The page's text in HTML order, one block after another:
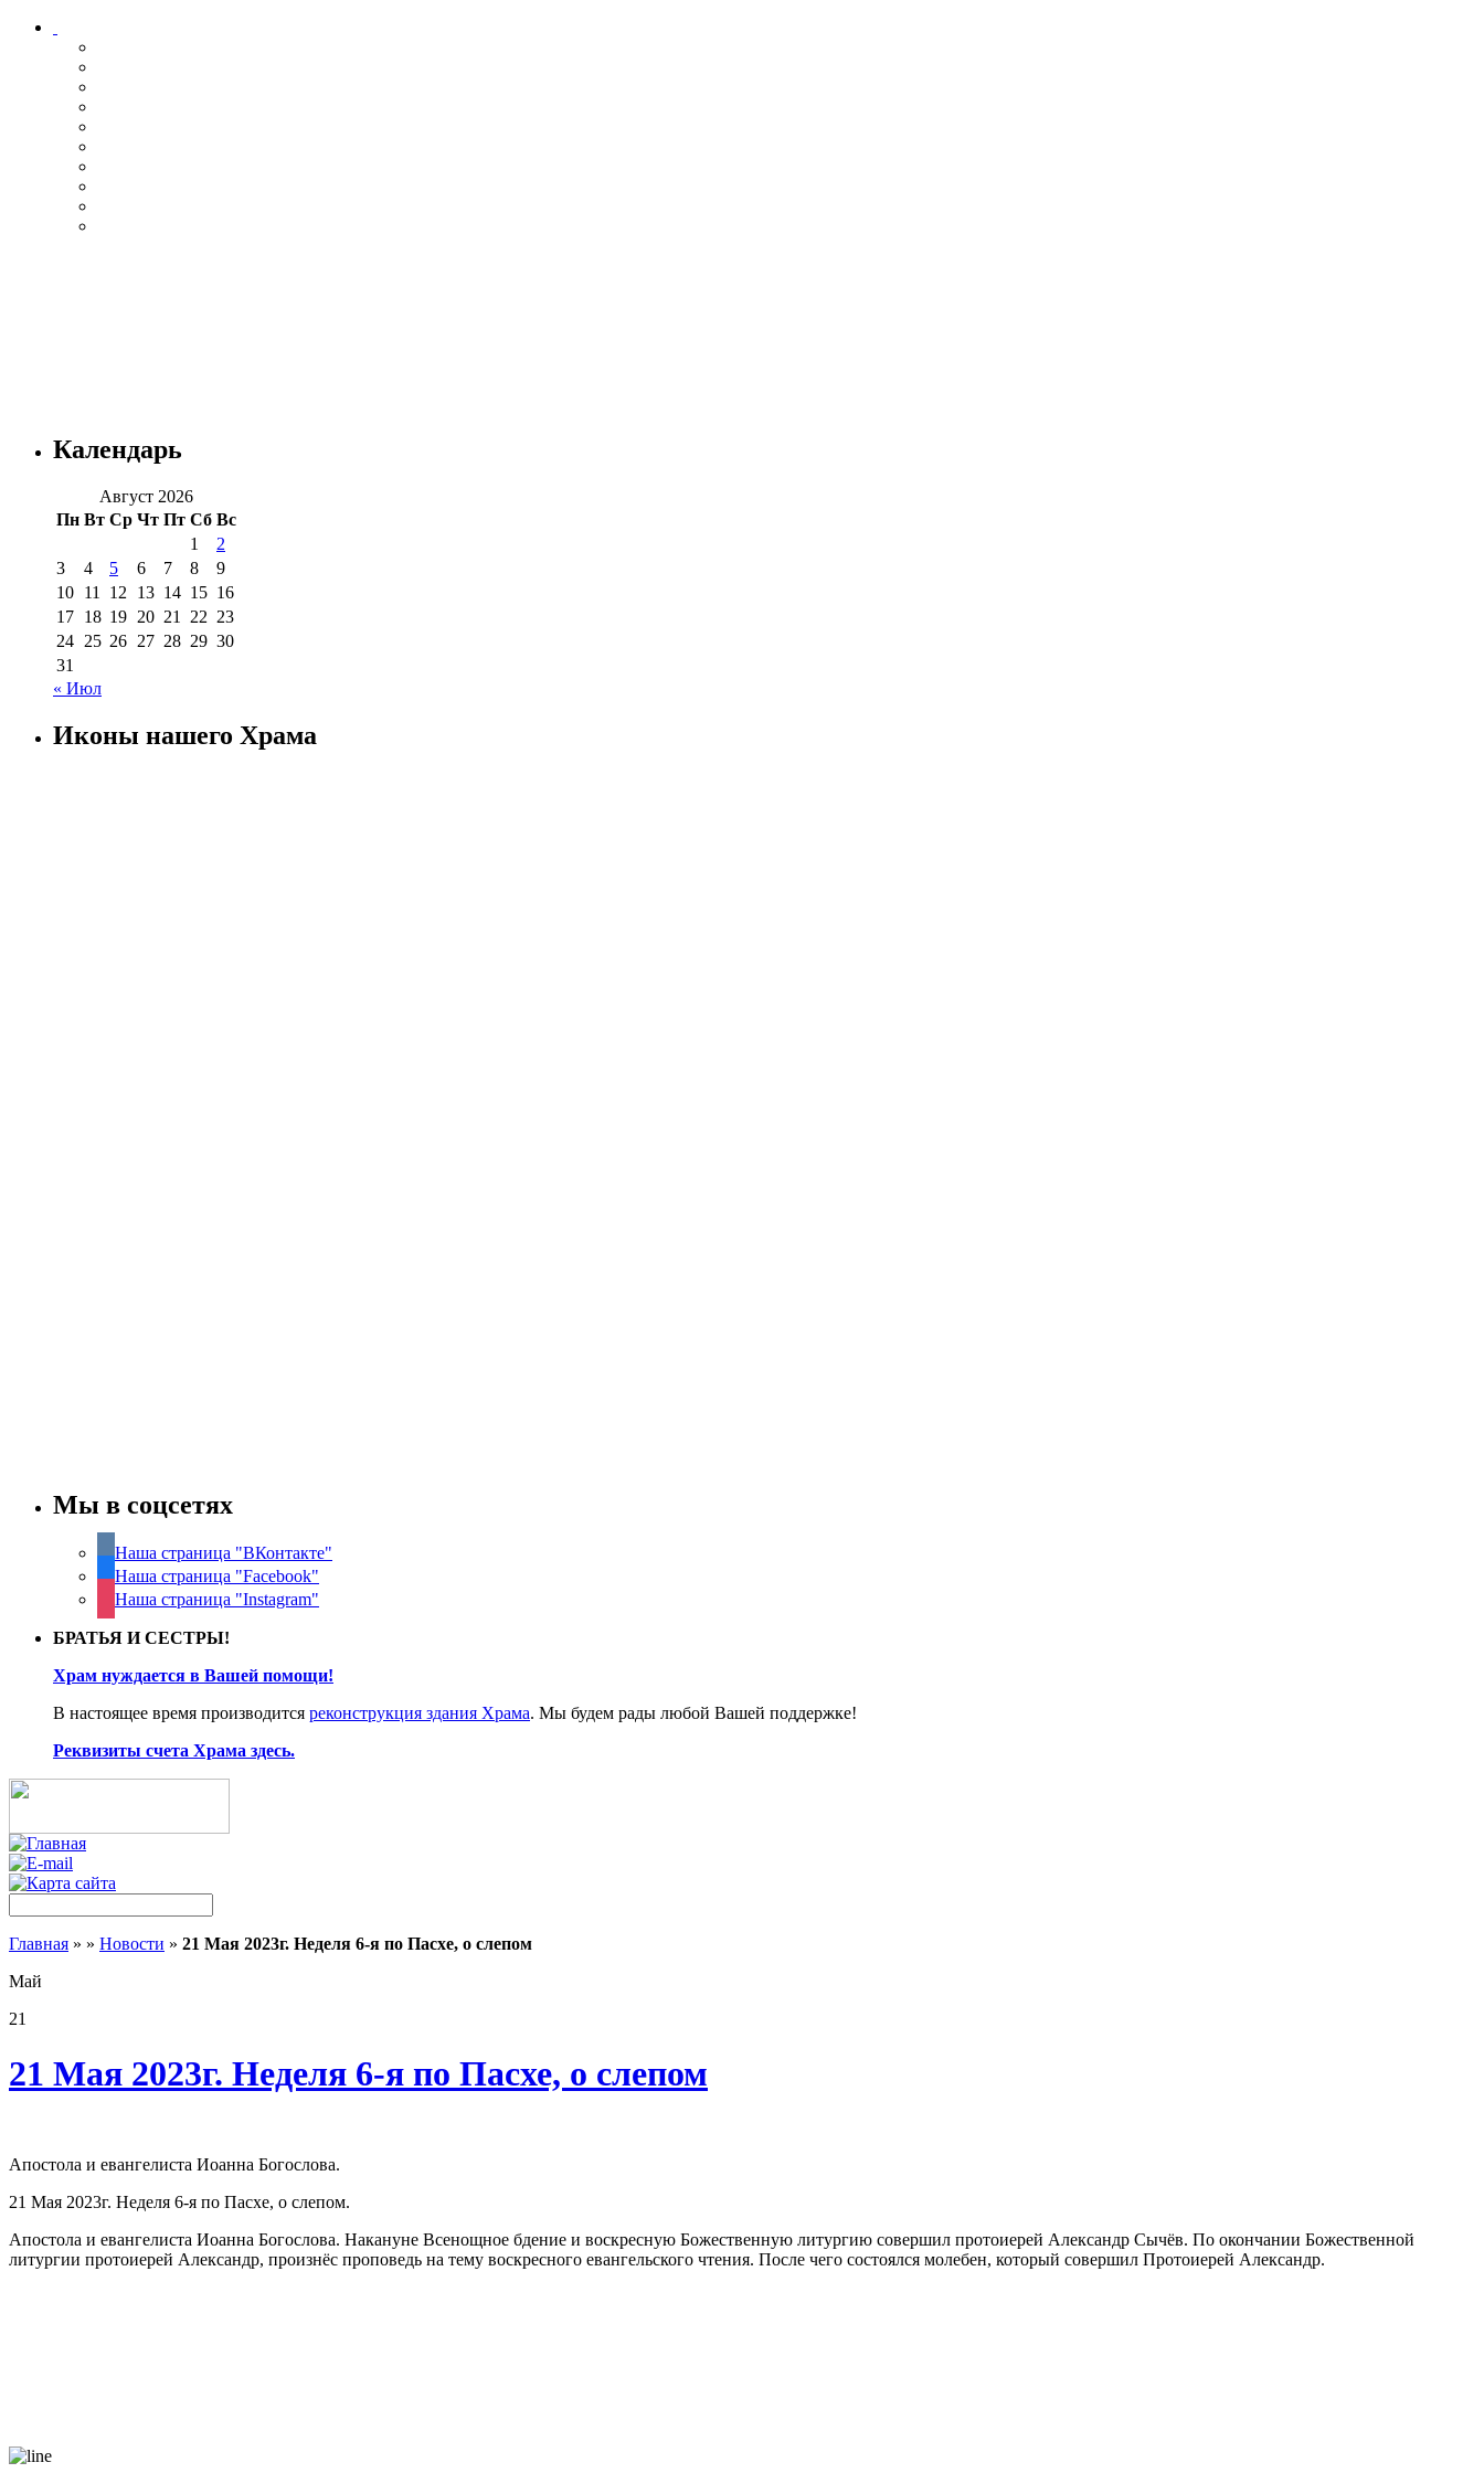
Календарь
Август 2026
Пн Вт Ср Чт Пт Сб Вс
1
2
3
4 5 6 7 8
9
10 11 12 13 14 15 16
17 18 19 20 21 22 23
24 25 26 27 28 29 30
31
« Июл
Иконы нашего Храма
Мы в соцсетях
Наша страница "ВКонтакте"
Наша страница "Facebook"
Наша страница "Instagram"
БРАТЬЯ И СЕСТРЫ!
Храм нуждается в Вашей помощи!
В настоящее время производится реконструкция здания Храма. Мы будем рады любой Вашей поддержке!
Реквизиты счета Храма здесь.
Главная » » Новости » 21 Мая 2023г. Неделя 6-я по Пасхе, о слепом
Май
21
21 Мая 2023г. Неделя 6-я по Пасхе, о слепом
Апостола и евангелиста Иоанна Богослова.
21 Мая 2023г. Неделя 6-я по Пасхе, о слепом.
Апостола и евангелиста Иоанна Богослова. Накануне Всенощное бдение и воскресную Божественную литургию совершил протоиерей Александр Сычёв. По окончании Божественной
литургии протоиерей Александр, произнёс проповедь на тему воскресного евангельского чтения. После чего состоялся молебен, который совершил Протоиерей Александр.